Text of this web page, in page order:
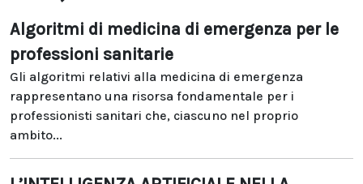
Algoritmi di medicina di emergenza per le
professioni sanitarie
Gli algoritmi relativi alla medicina di emergenza
rappresentano una risorsa fondamentale per i
professionisti sanitari che, ciascuno nel proprio
ambito...